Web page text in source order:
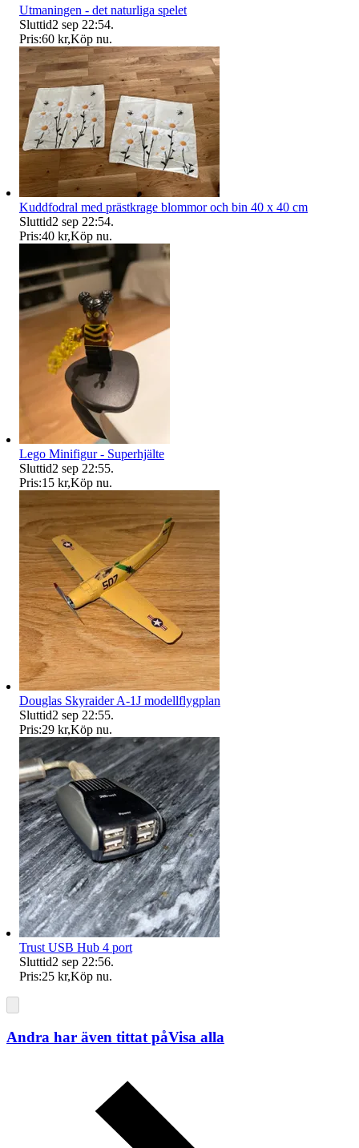
Utmaningen - det naturliga spelet
Sluttid2 sep 22:54.
Pris:60 kr,Köp nu.
Kuddfodral med prästkrage blommor och bin 40 x 40 cm
Sluttid2 sep 22:54.
Pris:40 kr,Köp nu.
Lego Minifigur - Superhjälte
Sluttid2 sep 22:55.
Pris:15 kr,Köp nu.
Douglas Skyraider A-1J modellflygplan
Sluttid2 sep 22:55.
Pris:29 kr,Köp nu.
Trust USB Hub 4 port
Sluttid2 sep 22:56.
Pris:25 kr,Köp nu.
Andra har även tittat påVisa alla